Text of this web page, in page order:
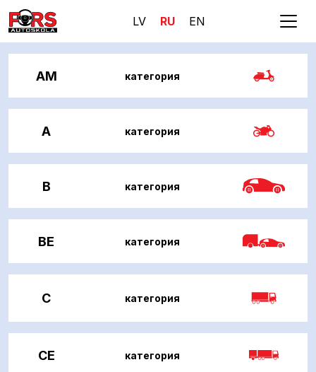
LV RU EN
AM категория
A категория
B категория
BE категория
C категория
CE категория